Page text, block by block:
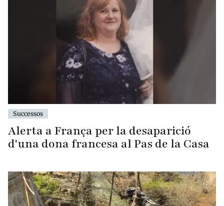
Successos
Alerta a França per la desaparició
d'una dona francesa al Pas de la Casa